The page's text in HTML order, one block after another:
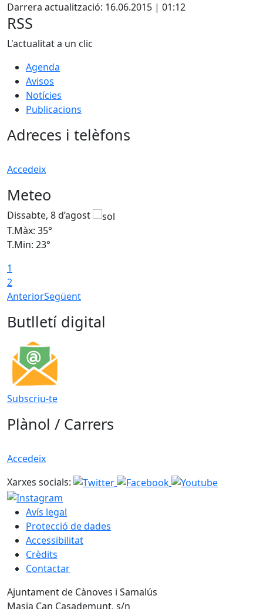
Darrera actualització: 16.06.2015 | 01:12
RSS
L'actualitat a un clic
Agenda
Avisos
Notícies
Publicacions
Adreces i telèfons
Accedeix
Meteo
Dissabte, 8 d’agost
T.Màx: 35°
T.Min: 23°
1
2
AnteriorSegüent
Butlletí digital
Subscriu-te
Plànol / Carrers
Accedeix
Xarxes socials:
Avís legal
Protecció de dades
Accessibilitat
Crèdits
Contactar
Ajuntament de Cànoves i Samalús
Masia Can Casademunt, s/n